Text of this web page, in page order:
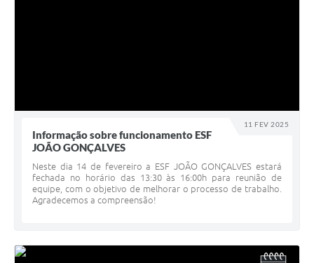
11 FEV 2025
Informação sobre funcionamento ESF
JOÃO GONÇALVES
Neste dia 14 de fevereiro a ESF JOÃO GONÇALVES estará
fechada no horário das 13:30 às 16:00h para reunião de
equipe, com o objetivo de melhorar o processo de trabalho.
Agradecemos a compreensão!